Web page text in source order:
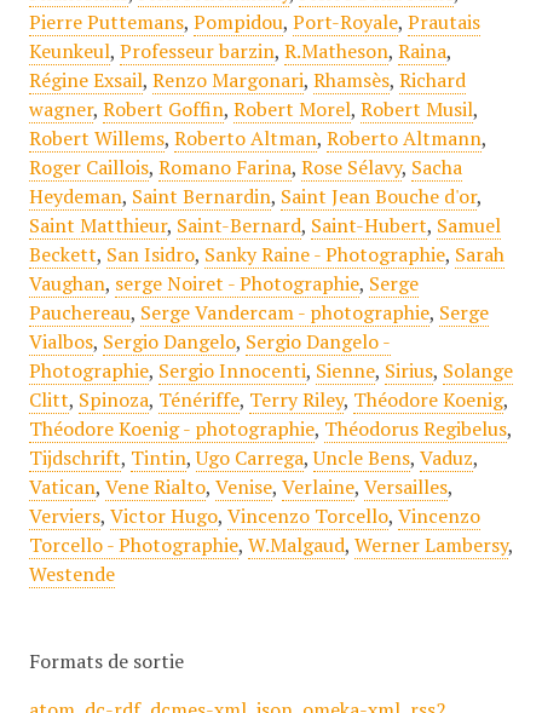
Pierre Puttemans, Pompidou, Port-Royale, Prautais
Keunkeul, Professeur barzin, R.Matheson, Raina,
Régine Exsail, Renzo Margonari, Rhamsès, Richard
wagner, Robert Goffin, Robert Morel, Robert Musil,
Robert Willems, Roberto Altman, Roberto Altmann,
Roger Caillois, Romano Farina, Rose Sélavy, Sacha
Heydeman, Saint Bernardin, Saint Jean Bouche d'or,
Saint Matthieur, Saint-Bernard, Saint-Hubert, Samuel
Beckett, San Isidro, Sanky Raine - Photographie, Sarah
Vaughan, serge Noiret - Photographie, Serge
Pauchereau, Serge Vandercam - photographie, Serge
Vialbos, Sergio Dangelo, Sergio Dangelo -
Photographie, Sergio Innocenti, Sienne, Sirius, Solange
Clitt, Spinoza, Ténériffe, Terry Riley, Théodore Koenig,
Théodore Koenig - photographie, Théodorus Regibelus,
Tijdschrift, Tintin,Ugo Carrega,Uncle Bens, Vaduz,
Vatican, Vene Rialto, Venise, Verlaine, Versailles,
Verviers, Victor Hugo, Vincenzo Torcello, Vincenzo
Torcello - Photographie, W.Malgaud, Werner Lambersy,
Westende
Formats de sortie